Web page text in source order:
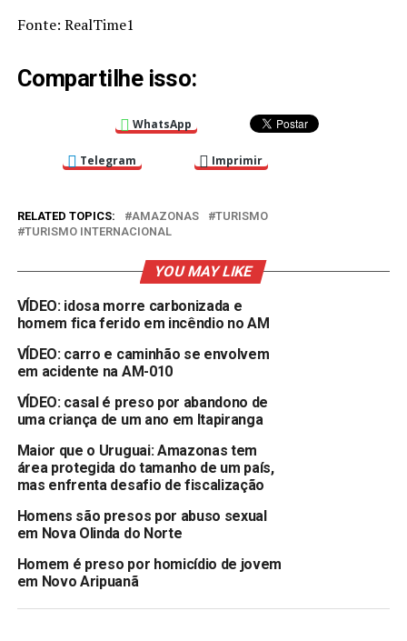
Fonte: RealTime1
Compartilhe isso:
WhatsApp
Telegram Imprimir
RELATED TOPICS: AMAZONAS
TURISMO
TURISMO INTERNACIONAL
YOU MAY LIKE
VÍDEO: idosa morre carbonizada e
homem fica ferido em incêndio no AM
VÍDEO: carro e caminhão se envolvem
em acidente na AM-010
VÍDEO: casal é preso por abandono de
uma criança de um ano em Itapiranga
Maior que o Uruguai: Amazonas tem
área protegida do tamanho de um país,
mas enfrenta desafio de fiscalização
Homens são presos por abuso sexual
em Nova Olinda do Norte
Homem é preso por homicídio de jovem
em Novo Aripuanã